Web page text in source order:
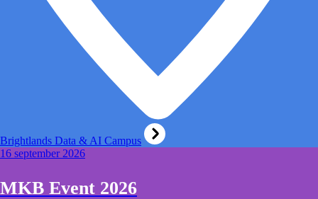
Brightlands Data & AI Campus
16 september 2026
MKB Event 2026